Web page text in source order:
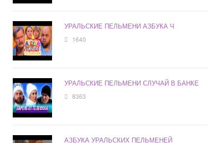
УРАЛЬСКИЕ ПЕЛЬМЕНИ АЗБУКА Ч
1640
УРАЛЬСКИЕ ПЕЛЬМЕНИ СЛУЧАЙ В БАНКЕ
8363
АЗБУКА УРАЛЬСКИХ ПЕЛЬМЕНЕЙ